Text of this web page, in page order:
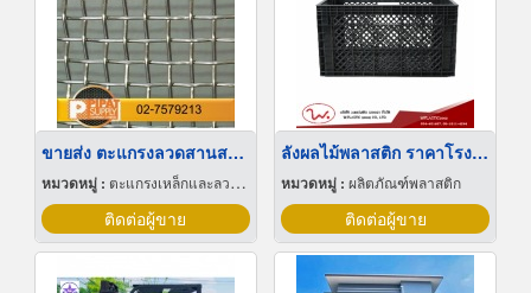
ขายส่ง ตะแกรงลวดสานสแตนเลส
หมวดหมู่ : ตะแกรงเหล็กและลวดตาข่าย
ติดต่อผู้ขาย
ลังผลไม้พลาสติก ราคาโรงงาน
หมวดหมู่ : ผลิตภัณฑ์พลาสติก
ติดต่อผู้ขาย